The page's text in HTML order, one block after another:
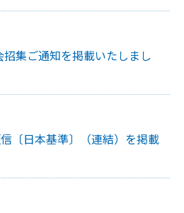
集ご通知を掲載いたしまし
〔日本基準〕（連結）を掲載